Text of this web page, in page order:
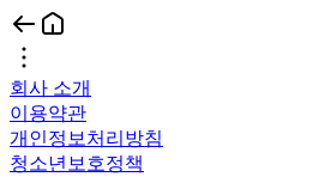
회사 소개
이용약관
개인정보처리방침
청소년보호정책